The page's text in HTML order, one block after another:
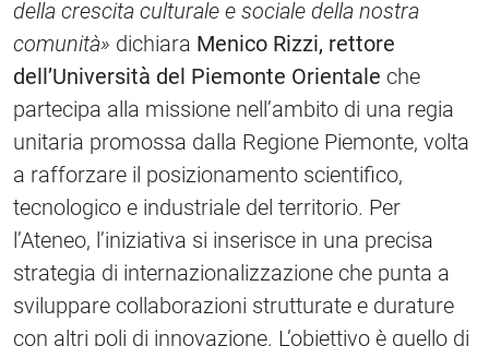
della crescita culturale e sociale della nostra
comunità» dichiara Menico Rizzi, rettore
dell’Università del Piemonte Orientale che
partecipa alla missione nell’ambito di una regia
unitaria promossa dalla Regione Piemonte, volta
a rafforzare il posizionamento scientifico,
tecnologico e industriale del territorio. Per
l’Ateneo, l’iniziativa si inserisce in una precisa
strategia di internazionalizzazione che punta a
sviluppare collaborazioni strutturate e durature
con altri poli di innovazione. L’obiettivo è quello di